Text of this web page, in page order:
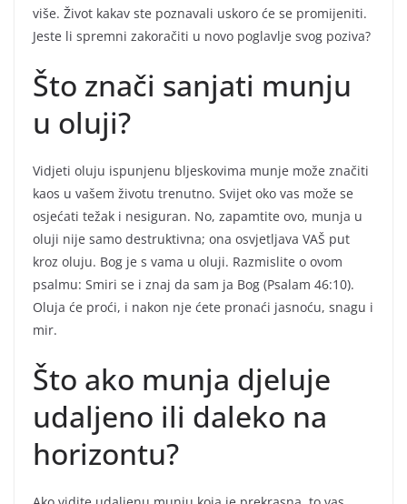
više. Život kakav ste poznavali uskoro će se promijeniti.
Jeste li spremni zakoračiti u novo poglavlje svog poziva?
Što znači sanjati munju
u oluji?
Vidjeti oluju ispunjenu bljeskovima munje može značiti
kaos u vašem životu trenutno. Svijet oko vas može se
osjećati težak i nesiguran. No, zapamtite ovo, munja u
oluji nije samo destruktivna; ona osvjetljava VAŠ put
kroz oluju. Bog je s vama u oluji. Razmislite o ovom
psalmu: Smiri se i znaj da sam ja Bog (Psalam 46:10).
Oluja će proći, i nakon nje ćete pronaći jasnoću, snagu i
mir.
Što ako munja djeluje
udaljeno ili daleko na
horizontu?